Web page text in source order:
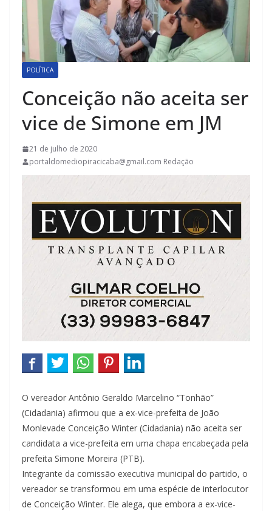
POLÍTICA
Conceição não aceita ser
vice de Simone em JM
21 de julho de 2020
portaldomediopiracicaba@gmail.com Redação
O vereador Antônio Geraldo Marcelino “Tonhão”
(Cidadania) afirmou que a ex-vice-prefeita de João
Monlevade Conceição Winter (Cidadania) não aceita ser
candidata a vice-prefeita em uma chapa encabeçada pela
prefeita Simone Moreira (PTB).
Integrante da comissão executiva municipal do partido, o
vereador se transformou em uma espécie de interlocutor
de Conceição Winter. Ele alega, que embora a ex-vice-